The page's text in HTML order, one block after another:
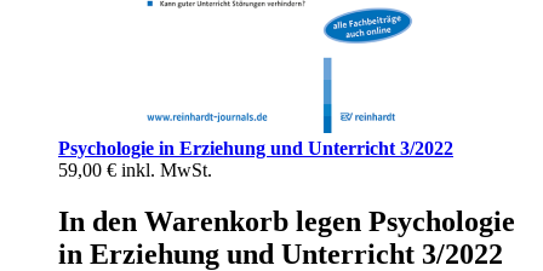
Psychologie in Erziehung und Unterricht 3/2022
59,00 € inkl. MwSt.
In den Warenkorb legen Psychologie
in Erziehung und Unterricht 3/2022